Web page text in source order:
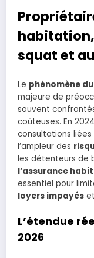
squat et
Le phénomène
majeure de
souvent
coûteuses. En
consultations
l’ampleur des
les détenteurs de
l’assurance
essentiel pour
loyers impayés
L’étendue
2026